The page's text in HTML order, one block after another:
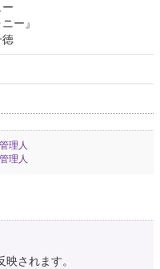
ー』
徳
理人
理人
されます。